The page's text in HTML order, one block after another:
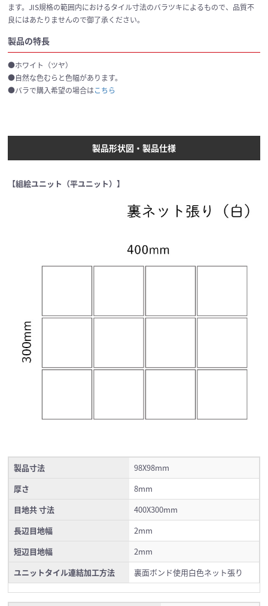
ます。JIS規格の範囲内におけるタイル寸法のバラツキによるもので、品質不
良にはあたりませんので御了承ください。
製品の特長
●ホワイト（ツヤ）
●自然な色むらと色幅があります。
●バラで購入希望の場合はこちら
製品形状図・製品仕様
【組絵ユニット（平ユニット）】
製品寸法
98X98mm
厚さ
8mm
目地共 寸法
400X300mm
長辺目地幅
2mm
短辺目地幅
2mm
ユニットタイル連結加工方法
裏面ボンド使用白色ネット張り